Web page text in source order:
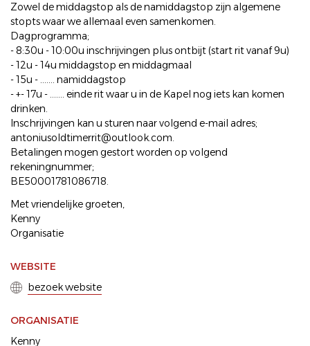
Zowel de middagstop als de namiddagstop zijn algemene
stopts waar we allemaal even samenkomen.
Dagprogramma;
- 8:30u - 10:00u inschrijvingen plus ontbijt (start rit vanaf 9u)
- 12u - 14u middagstop en middagmaal
- 15u - ....... namiddagstop
- +- 17u - ....... einde rit waar u in de Kapel nog iets kan komen
drinken.
Inschrijvingen kan u sturen naar volgend e-mail adres;
antoniusoldtimerrit@outlook.com.
Betalingen mogen gestort worden op volgend
rekeningnummer;
BE50001781086718.
Met vriendelijke groeten,
Kenny
Organisatie
WEBSITE
bezoek website
ORGANISATIE
Kenny